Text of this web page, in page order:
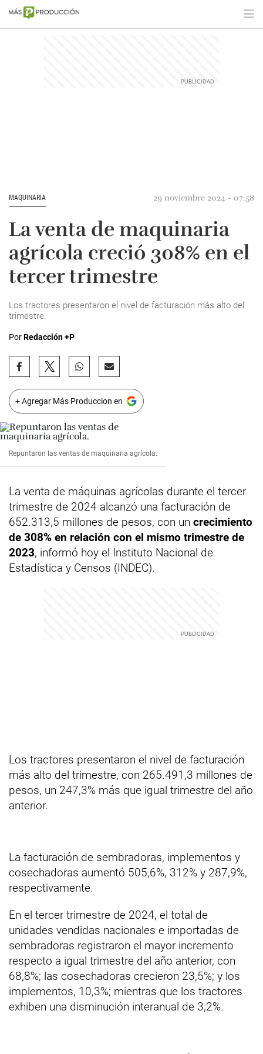
MAQUINARIA 29 noviembre 2024 - 07:58
La venta de maquinaria
agrícola creció 308% en el
tercer trimestre
Los tractores presentaron el nivel de facturación más alto del
trimestre.
PorRedacción +P
+ Agregar Más Produccion en
Repuntaron las ventas de maquinaria agrícola.
La venta de máquinas agrícolas durante el tercer
trimestre de 2024 alcanzó una facturación de
652.313,5 millones de pesos, con un crecimiento
de 308% en relación con el mismo trimestre de
2023, informó hoy el Instituto Nacional de
Estadística y Censos (INDEC).
Los tractores presentaron el nivel de facturación
más alto del trimestre, con 265.491,3 millones de
pesos, un 247,3% más que igual trimestre del año
anterior.
La facturación de sembradoras, implementos y
cosechadoras aumentó 505,6%, 312% y 287,9%,
respectivamente.
En el tercer trimestre de 2024, el total de
unidades vendidas nacionales e importadas de
sembradoras registraron el mayor incremento
respecto a igual trimestre del año anterior, con
68,8%; las cosechadoras crecieron 23,5%; y los
implementos, 10,3%; mientras que los tractores
exhiben una disminución interanual de 3,2%.